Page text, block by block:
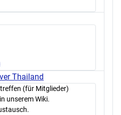
Thailand
(für Mitglieder)
unserem Wiki.